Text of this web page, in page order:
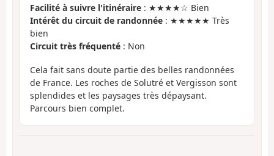
Facilité à suivre l'itinéraire : ★★★★☆ Bien
Intérêt du circuit de randonnée : ★★★★★ Très
bien
Circuit très fréquenté : Non
Cela fait sans doute partie des belles randonnées
de France. Les roches de Solutré et Vergisson sont
splendides et les paysages très dépaysant.
Parcours bien complet.